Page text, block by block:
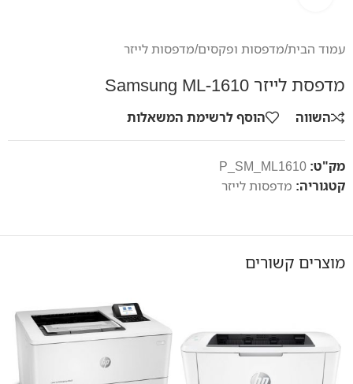
עמוד הבית/מדפסות ופקסים/מדפסות לייזר
מדפסת לייזר Samsung ML-1610
השווה הוסף לרשימת המשאלות
מק"ט: P_SM_ML1610
קטגוריה: מדפסות לייזר
מוצרים קשורים